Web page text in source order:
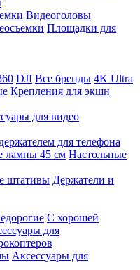
Видеоголовы
Площадки для
DJI Все бренды 4K Ultra
Крепления для экшн
для видео
для телефона
лампы 45 см Настольные
штативы Держатели и
С хорошей
для
Аксессуары для